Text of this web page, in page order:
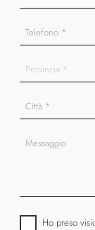
Ho preso